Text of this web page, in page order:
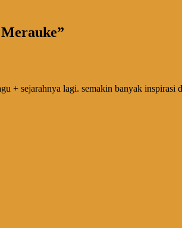
”
+ sejarahnya lagi. semakin banyak inspirasi